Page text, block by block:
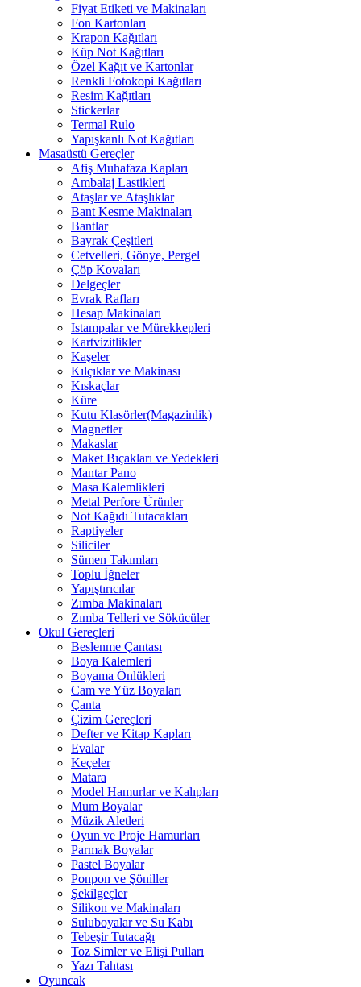
Fiyat Etiketi ve Makinaları
Fon Kartonları
Krapon Kağıtları
Küp Not Kağıtları
Özel Kağıt ve Kartonlar
Renkli Fotokopi Kağıtları
Resim Kağıtları
Stickerlar
Termal Rulo
Yapışkanlı Not Kağıtları
Masaüstü Gereçler
Afiş Muhafaza Kapları
Ambalaj Lastikleri
Ataşlar ve Ataşlıklar
Bant Kesme Makinaları
Bantlar
Bayrak Çeşitleri
Cetvelleri, Gönye, Pergel
Çöp Kovaları
Delgeçler
Evrak Rafları
Hesap Makinaları
Istampalar ve Mürekkepleri
Kartvizitlikler
Kaşeler
Kılçıklar ve Makinası
Kıskaçlar
Küre
Kutu Klasörler(Magazinlik)
Magnetler
Makaslar
Maket Bıçakları ve Yedekleri
Mantar Pano
Masa Kalemlikleri
Metal Perfore Ürünler
Not Kağıdı Tutacakları
Raptiyeler
Siliciler
Sümen Takımları
Toplu İğneler
Yapıştırıcılar
Zımba Makinaları
Zımba Telleri ve Sökücüler
Okul Gereçleri
Beslenme Çantası
Boya Kalemleri
Boyama Önlükleri
Cam ve Yüz Boyaları
Çanta
Çizim Gereçleri
Defter ve Kitap Kapları
Evalar
Keçeler
Matara
Model Hamurlar ve Kalıpları
Mum Boyalar
Müzik Aletleri
Oyun ve Proje Hamurları
Parmak Boyalar
Pastel Boyalar
Ponpon ve Şöniller
Şekilgeçler
Silikon ve Makinaları
Suluboyalar ve Su Kabı
Tebeşir Tutacağı
Toz Simler ve Elişi Pulları
Yazı Tahtası
Oyuncak